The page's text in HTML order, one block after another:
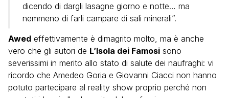
dicendo di dargli lasagne giorno e notte… ma
nemmeno di farli campare di sali minerali”.
Awed effettivamente è dimagrito molto, ma è anche
vero che gli autori de L’Isola dei Famosi sono
severissimi in merito allo stato di salute dei naufraghi: vi
ricordo che Amedeo Goria e Giovanni Ciacci non hanno
potuto partecipare al reality show proprio perché non